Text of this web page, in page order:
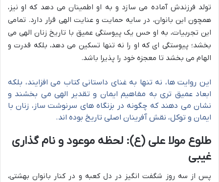
تولد فرزندش آماده می سازد و به او اطمینان می دهد که او نیز،
همچون این بانوان، در سایه حمایت و عنایت الهی قرار دارد. تمامی
این تجربیات، به او حس یک پیوستگی عمیق با تاریخ زنان الهی می
بخشد؛ پیوستگی ای که او را نه تنها تسکین می دهد، بلکه قدرت و
الهام می بخشد تا معجزه خود را پذیرا باشد.
این روایت ها، نه تنها به غنای داستانی کتاب می افزایند، بلکه
ابعاد عمیق تری به مفاهیم ایمان و تقدیر الهی می بخشند و
نشان می دهند که چگونه در بزنگاه های سرنوشت ساز، زنان با
ایمان و توکل، نقش آفرینان اصلی تاریخ بوده اند.
طلوع مولا علی (ع): لحظه موعود و نام گذاری
غیبی
پس از سه روز شگفت انگیز در دل کعبه و در کنار بانوان بهشتی،